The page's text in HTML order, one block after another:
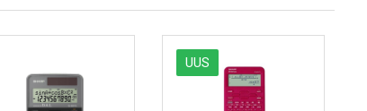
UUS